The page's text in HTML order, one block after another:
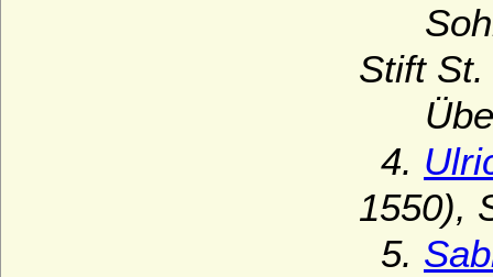
Sohn
Stift
4.
1550),
5.